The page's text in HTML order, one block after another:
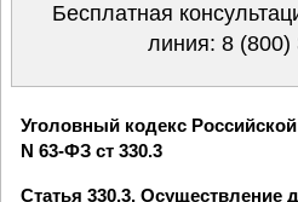
Бесплатная
линия: 8 (800)
Уголовный кодекс
N 63-ФЗ ст 330.3
Статья 330.3. Осуществление